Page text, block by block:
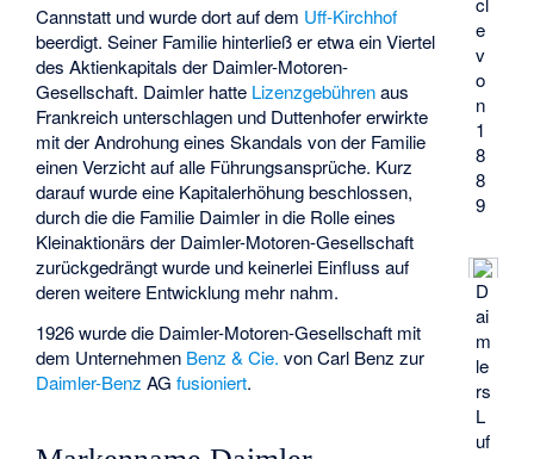
e
v
o
n
1
8
8
9
D
ai
m
le
rs
L
uf
Cannstatt und wurde dort auf dem Uff-Kirchhof
beerdigt. Seiner Familie hinterließ er etwa ein Viertel
des Aktienkapitals der Daimler-Motoren-
Gesellschaft. Daimler hatte Lizenzgebührenaus
Frankreich unterschlagen und Duttenhofer erwirkte
mit der Androhung eines Skandals von der Familie
einen Verzicht auf alle Führungsansprüche. Kurz
darauf wurde eine Kapitalerhöhung beschlossen,
durch die die Familie Daimler in die Rolle eines
Kleinaktionärs der Daimler-Motoren-Gesellschaft
zurückgedrängt wurde und keinerlei Einfluss auf
deren weitere Entwicklung mehr nahm.
1926 wurde die Daimler-Motoren-Gesellschaft mit
dem Unternehmen Benz & Cie. von Carl Benz zur
Daimler-Benz AGfusioniert.